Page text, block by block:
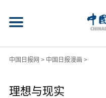
中国日报网 > 中国日报漫画 >
理想与现实